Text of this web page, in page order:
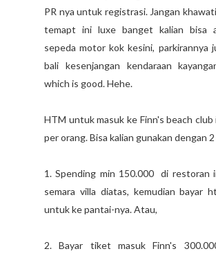
PR nya untuk registrasi. Jangan
temapt ini luxe banget kalian bisa
sepeda motor kok kesini, parkirannya
bali kesenjangan kendaraan
which is good. Hehe.
HTM untuk masuk ke Finn's beach
per orang. Bisa kalian gunakan dengan 2
1. Spending min 150.000 di restoran
semara villa diatas, kemudian bayar
untuk ke pantai-nya. Atau,
2. Bayar tiket masuk Finn's